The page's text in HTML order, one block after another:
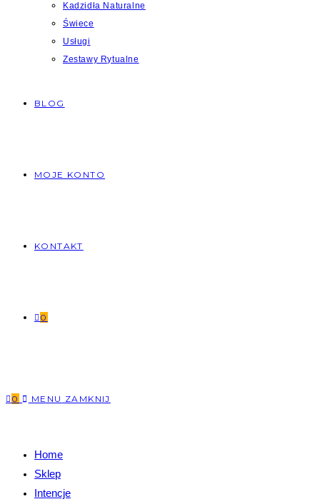
Kadzidła Naturalne
Świece
Usługi
Zestawy Rytualne
BLOG
MOJE KONTO
KONTAKT
0
0 MENU ZAMKNIJ
Home
Sklep
Intencje